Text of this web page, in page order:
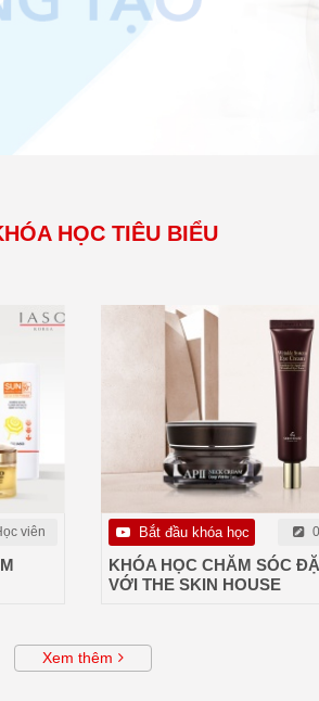
HỌC TIÊU BIỂU
viên Bắt đầu khóa học
KHÓA HỌC CHĂM SÓC
VỚI THE SKIN HOUSE
Xem thêm